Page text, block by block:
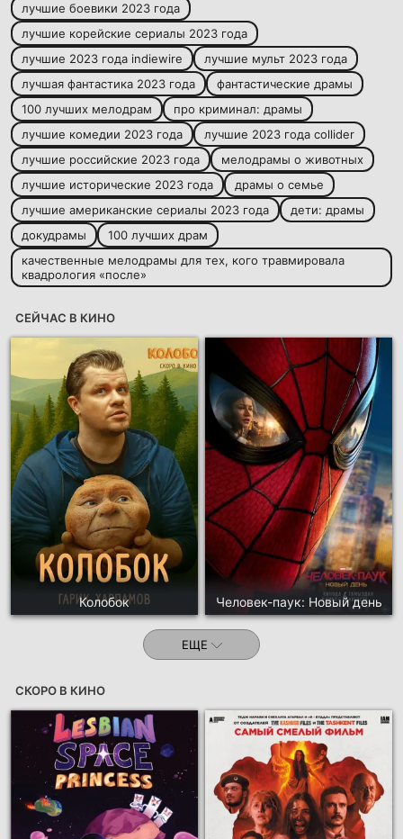
лучшие боевики 2023 года
лучшие корейские сериалы 2023 года
лучшие 2023 года indiewire
лучшие мульт 2023 года
лучшая фантастика 2023 года
фантастические драмы
100 лучших мелодрам
про криминал: драмы
лучшие комедии 2023 года
лучшие 2023 года collider
лучшие российские 2023 года
мелодрамы о животных
лучшие исторические 2023 года
драмы о семье
лучшие американские сериалы 2023 года
дети: драмы
докудрамы
100 лучших драм
качественные мелодрамы для тех, кого травмировала
квадрология «после»
СЕЙЧАС В КИНО
Колобок Человек-паук: Новый день
ЕЩЕ
СКОРО В КИНО